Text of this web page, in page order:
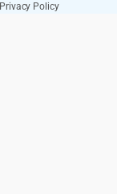
Privacy Policy